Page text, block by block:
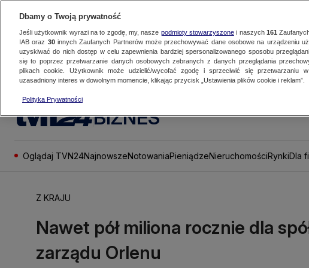
BIZNES
Oglądaj TVN24NajnowszeNotowaniaPieniądzeNieruchomościRynkiDla
Z KRAJU
Nawet pół miliona rocznie dla
zarządu Orlenu
Dbamy o Twoją prywatność
Jeśli użytkownik wyrazi na to zgodę, my, nasze podmioty stowarzyszonei naszych 161
IAB oraz 30innych Zaufanych Partnerów może przechowywać dane osobowe na urządzeniu
uzyskiwać do nich dostęp w celu zapewnienia bardziej spersonalizowanego sposobu
się to poprzez przetwarzanie danych osobowych zebranych z danych przeglądania
plikach cookie. Użytkownik może udzielić/wycofać zgodę i sprzeciwić się przetwarzaniu
uzasadniony interes w dowolnym momencie, klikając przycisk „Ustawienia plików cookie i reklam”.
Polityka Prywatności